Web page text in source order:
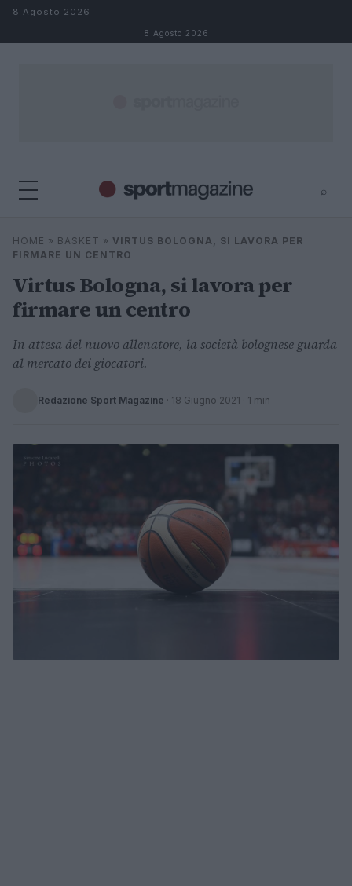
Salta al contenuto
8 Agosto 2026
8 Agosto 2026
⌕
Cerca
HOME » BASKET » VIRTUS BOLOGNA, SI LAVORA PER
FIRMARE UN CENTRO
Virtus Bologna, si lavora per
firmare un centro
In attesa del nuovo allenatore, la società bolognese guarda
al mercato dei giocatori.
Redazione Sport Magazine · 18 Giugno 2021 · 1 min